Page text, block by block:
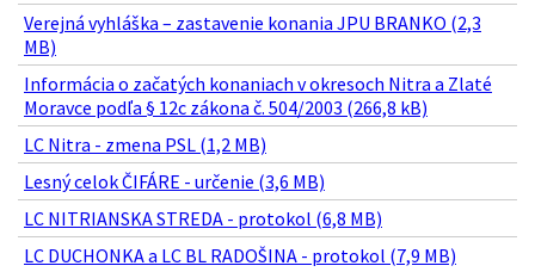
Verejná vyhláška – zastavenie konania JPU BRANKO (2,3
MB)
Informácia o začatých konaniach v okresoch Nitra a Zlaté
Moravce podľa § 12c zákona č. 504/2003 (266,8 kB)
LC Nitra - zmena PSL (1,2 MB)
Lesný celok ČIFÁRE - určenie (3,6 MB)
LC NITRIANSKA STREDA - protokol (6,8 MB)
LC DUCHONKA a LC BL RADOŠINA - protokol (7,9 MB)